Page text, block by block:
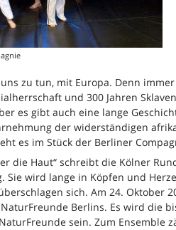
zu tun, mit Europa. Denn
und 300 Jahren
es gibt auch eine lange
der widerständigen
es im Stück der Berliner
die Haut“ schreibt die Kölner
Sie wird lange in Köpfen und
sich. Am 24. Oktober
Berlins. Es wird die
sein. Zum Ensemble